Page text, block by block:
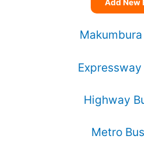
Add New
Expressway
Highway
Metro